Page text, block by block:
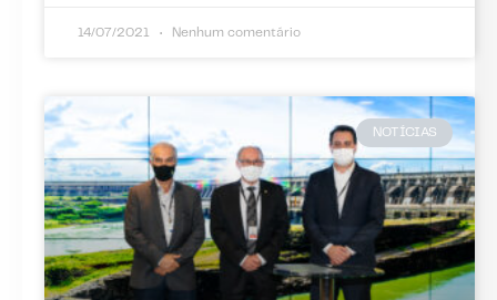
14/07/2021 Nenhum comentário
NOTÍCIAS